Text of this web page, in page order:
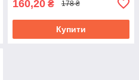
160,20 ₴ 178 ₴
Купити